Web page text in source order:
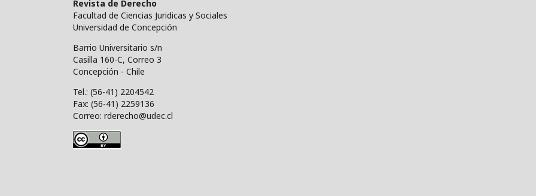
Revista de Derecho
Facultad de Ciencias Juridicas y Sociales
Universidad de Concepción
Barrio Universitario s/n
Casilla 160-C, Correo 3
Concepción - Chile
Tel.: (56-41) 2204542
Fax: (56-41) 2259136
Correo: rderecho@udec.cl